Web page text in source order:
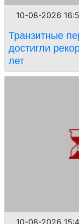
10-08-2026
Транзитные
достигли
лет